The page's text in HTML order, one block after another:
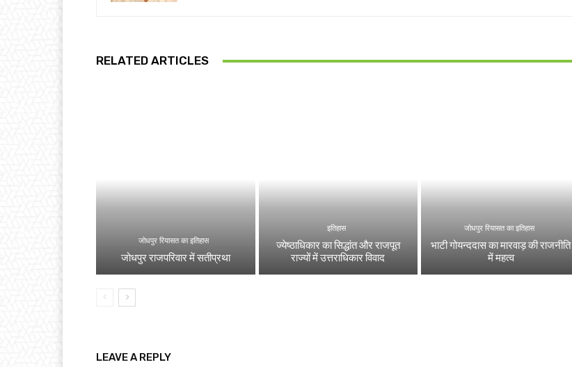
RELATED ARTICLES
जोधपुर रियासत का इतिहास
जोधपुर राजपरिवार में सतीप्रथा
इतिहास
ज्येष्ठाधिकार का सिद्धांत और राजपूत
राज्यों में उत्तराधिकार विवाद
जोधपुर रियासत का इतिहास
भाटी गोयन्ददास का मारवाड़ की राजनीति
में महत्व
LEAVE A REPLY